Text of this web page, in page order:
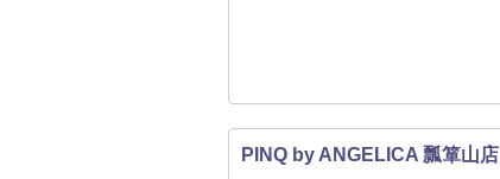
PINQ by ANGELICA 瓢箪山